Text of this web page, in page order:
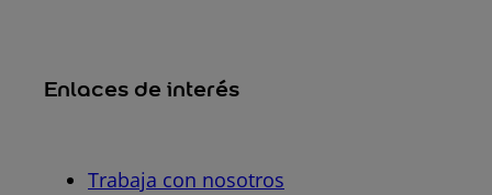
Enlaces de interés
Trabaja con nosotros